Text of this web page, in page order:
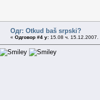
Одг: Otkud baš srpski?
« Одговор #4 у: 15.08 ч. 15.12.2007.